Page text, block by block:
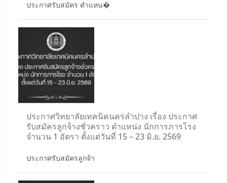
ประกาศรับสมัคร ตำแหน�
ประกาศวิทยาลัยเทคนิคนครลำปาง เรื่อง ประกาศ
รับสมัครลูกจ้างชั่วคราว ตำแหน่ง นักการภารโรง
จำนวน 1 อัตรา ตั้งแต่วันที่ 15 – 23 มิ.ย. 2569
ประกาศรับสมัครลูกจ้า